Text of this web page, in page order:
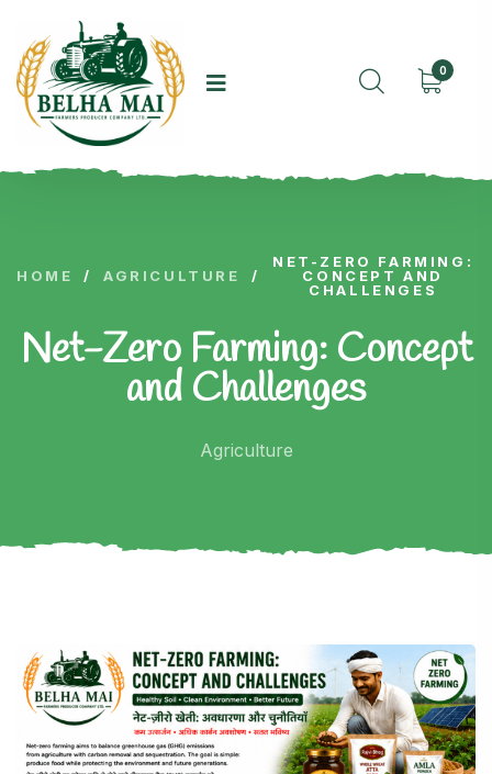
0
HOME / AGRICULTURE /
NET-ZERO FARMING:
CONCEPT AND
CHALLENGES
Net-Zero Farming: Concept
and Challenges
Agriculture